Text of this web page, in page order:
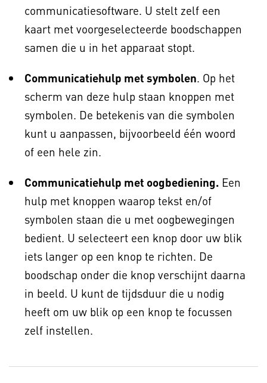
communicatiesoftware. U stelt zelf een
kaart met voorgeselecteerde boodschappen
samen die u in het apparaat stopt.
Communicatiehulp met symbolen. Op het
scherm van deze hulp staan knoppen met
symbolen. De betekenis van die symbolen
kunt u aanpassen, bijvoorbeeld één woord
of een hele zin.
Communicatiehulp met oogbediening. Een
hulp met knoppen waarop tekst en/of
symbolen staan die u met oogbewegingen
bedient. U selecteert een knop door uw blik
iets langer op een knop te richten. De
boodschap onder die knop verschijnt daarna
in beeld. U kunt de tijdsduur die u nodig
heeft om uw blik op een knop te focussen
zelf instellen.